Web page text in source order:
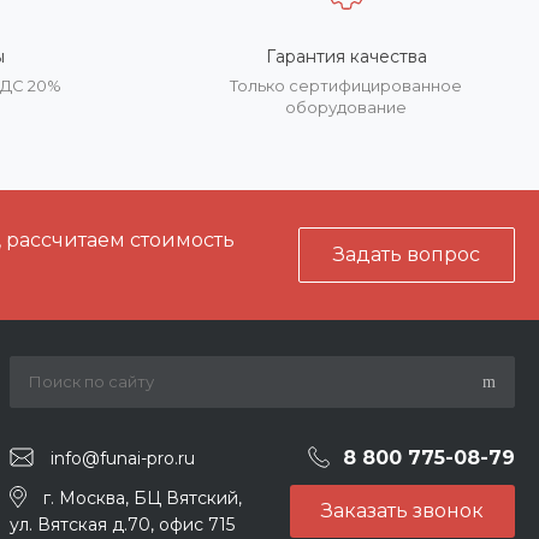
20%
Гарантия качества
Только сертифицированное
оборудование
стоимость
Задать вопрос
info@funai-pro.ru 8 800 775-08-79
г. Москва, БЦ Вятский,
ул. Вятская д.70, офис 715
Заказать звонок